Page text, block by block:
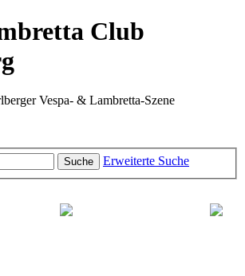
Club
Vespa- & Lambretta-Szene
Suche Erweiterte Suche